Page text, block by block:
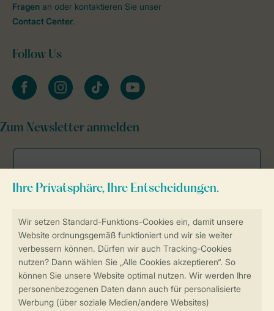
Sicher und schnell zur Online-Buchung
Sichere Datenübertragung
Sicheres Bezahlen
Fragen an oder kontaktieren Sie unser
Contact Center.
Follow Us
facebookinstagramtiktok youtube
Zum Newsletter anmelden